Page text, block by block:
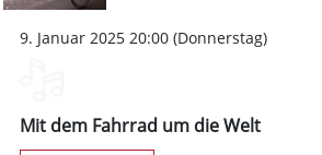
9. Januar 2025 20:00 (Donnerstag)
Mit dem Fahrrad um die Welt